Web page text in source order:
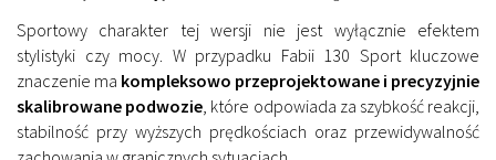
Sportowy charakter tej wersji nie jest wyłącznie efektem
stylistyki czy mocy. W przypadku Fabii 130 Sport kluczowe
znaczenie ma kompleksowo przeprojektowane i precyzyjnie
skalibrowane podwozie , które odpowiada za szybkość reakcji,
stabilność przy wyższych prędkościach oraz przewidywalność